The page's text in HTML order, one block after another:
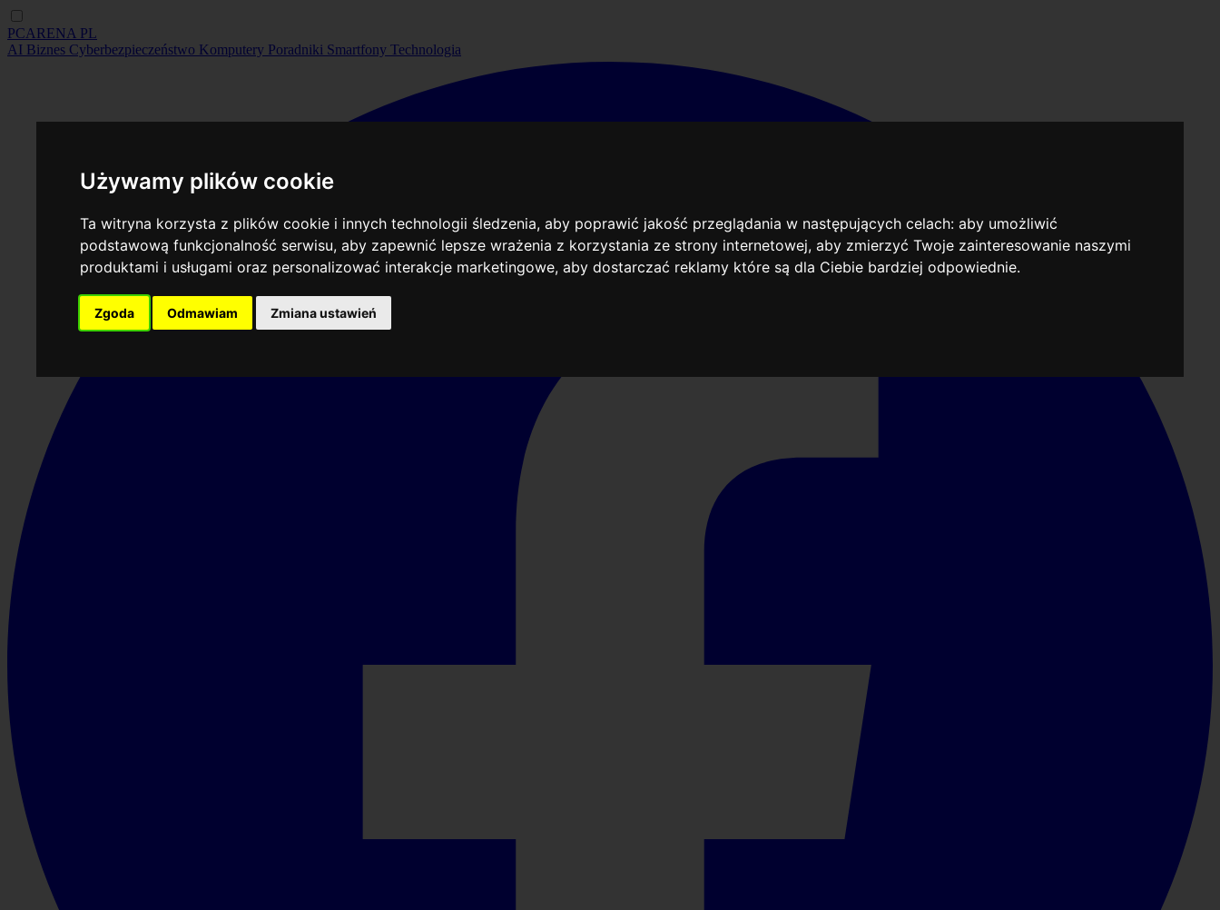
Używamy plików cookie
Ta witryna korzysta z plików cookie i innych technologii śledzenia, aby poprawić jakość przeglądania w następujących celach:aby umożliwić
podstawową funkcjonalność serwisu,aby zapewnić lepsze wrażenia z korzystania ze strony internetowej,aby zmierzyć Twoje zainteresowanie naszymi
produktami i usługami oraz personalizować interakcje marketingowe,aby dostarczać reklamy które są dla Ciebie bardziej odpowiednie.
Zgoda Odmawiam Zmiana ustawień
PCARENA PL
AI Biznes Cyberbezpieczeństwo Komputery Poradniki Smartfony Technologia